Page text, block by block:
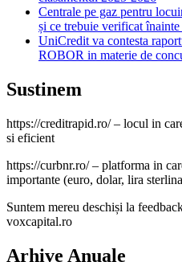
Centrale pe gaz pentru
și ce trebuie verificat înainte
UniCredit va contesta
ROBOR in materie de
Sustinem
https://creditrapid.ro/ – locul in
si eficient
https://curbnr.ro/ – platforma in
importante (euro, dolar, lira
Suntem mereu deschiși la
voxcapital.ro
Arhive Anuale